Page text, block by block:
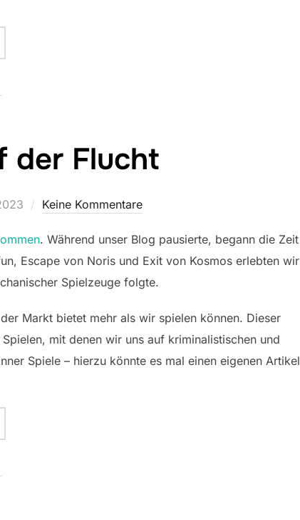
BATTLESTAR GALACTICA UNTERWEGS“
der Flucht
Keine Kommentare
. Während unser Blog pausierte, begann die Zeit
Escape von Noris und Exit von Kosmos erlebten wir
Spielzeuge folgte.
Markt bietet mehr als wir spielen können. Dieser
mit denen wir uns auf kriminalistischen und
Spiele – hierzu könnte es mal einen eigenen Artikel
AUF DER FLUCHT“